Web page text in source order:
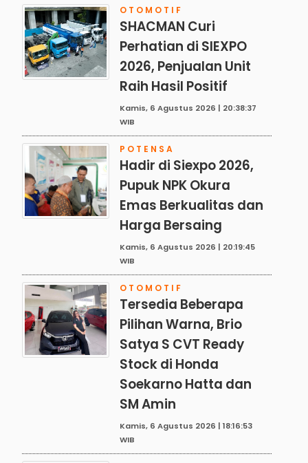
OTOMOTIF
SHACMAN Curi
Perhatian di SIEXPO
2026, Penjualan Unit
Raih Hasil Positif
Kamis, 6 Agustus 2026 | 20:38:37
WIB
POTENSA
Hadir di Siexpo 2026,
Pupuk NPK Okura
Emas Berkualitas dan
Harga Bersaing
Kamis, 6 Agustus 2026 | 20:19:45
WIB
OTOMOTIF
Tersedia Beberapa
Pilihan Warna, Brio
Satya S CVT Ready
Stock di Honda
Soekarno Hatta dan
SM Amin
Kamis, 6 Agustus 2026 | 18:16:53
WIB